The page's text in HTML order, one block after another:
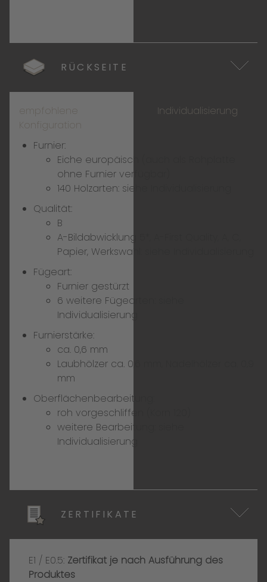
RÜCKSEITE
empfohlene
Konfiguration
Individualisierung
Furnier:
Eiche europäisch (auch als Rohplatte
ohne Furnier verfügbar)
140 Holzarten: siehe Individualisierung
Qualität:
B
A-Bildabwicklung 5*, A-First Quality, A, C,
Papier, Werkswahl:
Fügeart:
Furnier gestürzt
6 weitere Fügearten:
Individualisierung
Furnierstärke:
ca. 0,6 mm
Laubhölzer ca. 0,6 mm, Nadelhölzer ca. 0,9
mm
Oberflächenbearbeitung:
roh vorgeschliffen (Korn 120)
weitere Bearbeitung:
Individualisierung
ZERTIFIKATE
E1 / E0.5: Zertifikat je nach Ausführung des
Produktes